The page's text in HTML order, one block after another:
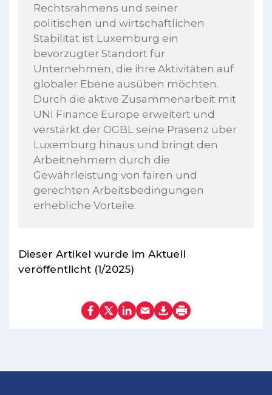
Rechtsrahmens und seiner
politischen und wirtschaftlichen
Stabilität ist Luxemburg ein
bevorzugter Standort für
Unternehmen, die ihre Aktivitäten auf
globaler Ebene ausüben möchten.
Durch die aktive Zusammenarbeit mit
UNI Finance Europe erweitert und
verstärkt der OGBL seine Präsenz über
Luxemburg hinaus und bringt den
Arbeitnehmern durch die
Gewährleistung von fairen und
gerechten Arbeitsbedingungen
erhebliche Vorteile.
Dieser Artikel wurde im Aktuell
veröffentlicht (1/2025)